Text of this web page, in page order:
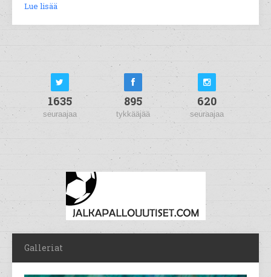
Lue lisää
1635
seuraajaa
895
tykkääjää
620
seuraajaa
Galleriat